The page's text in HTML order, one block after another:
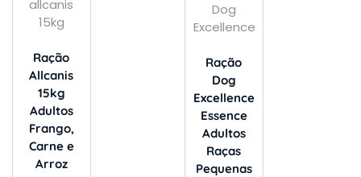
Ração
Allcanis
15kg
Adultos
Frango,
Carne e
Arroz
Ração
Dog
Excellence
Essence
Adultos
Raças
Pequenas